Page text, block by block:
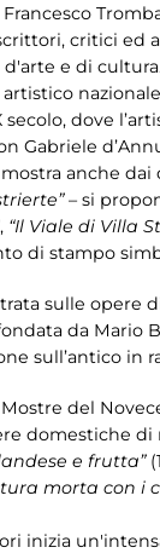
critici
d'arte e di
dove
Gabriele
anche
– si
“Il Viale di Villa
di stampo
sulle opere
da
sull’antico in
del
domestiche
e frutta”
morta con i
inizia